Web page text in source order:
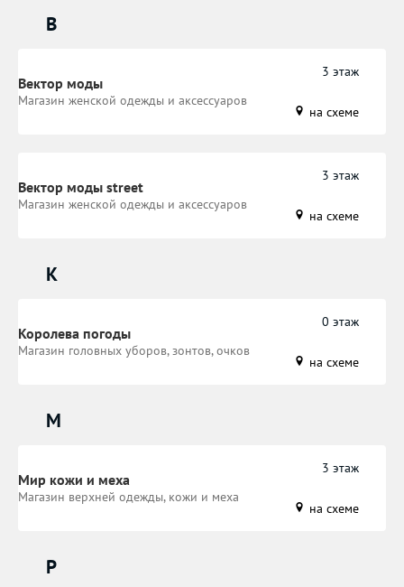
В
Вектор моды
Магазин женской одежды и аксессуаров
3 этаж
на схеме
Вектор моды street
Магазин женской одежды и аксессуаров
3 этаж
на схеме
К
Королева погоды
Магазин головных уборов, зонтов, очков
0 этаж
на схеме
М
Мир кожи и меха
Магазин верхней одежды, кожи и меха
3 этаж
на схеме
Р